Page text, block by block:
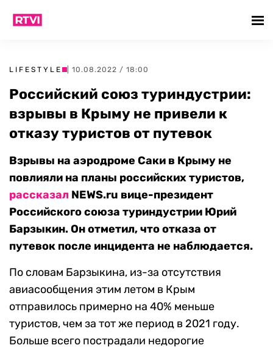
LIFESTYLE | 10.08.2022 / 18:00
Российский союз туриндустрии:
взрывы в Крыму не привели к
отказу туристов от путевок
Взрывы на аэродроме Саки в Крыму не
повлияли на планы российских туристов,
рассказал NEWS.ru вице-президент
Российского союза туриндустрии Юрий
Барзыкин. Он отметил, что отказа от
путевок после инцидента не наблюдается.
По словам Барзыкина, из-за отсутствия
авиасообщения этим летом в Крым
отправилось примерно на 40% меньше
туристов, чем за тот же период в 2021 году.
Больше всего пострадали недорогие